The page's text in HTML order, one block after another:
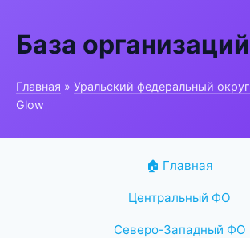
База организаций
Главная » Уральский федеральный округ
Glow
🏠 Главная
Центральный ФО
Северо-Западный ФО